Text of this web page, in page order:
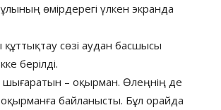
өмірдерегі үлкен экранда
сөзі аудан басшысы
берілді.
– оқырман. Өлеңнің де
байланысты. Бұл орайда